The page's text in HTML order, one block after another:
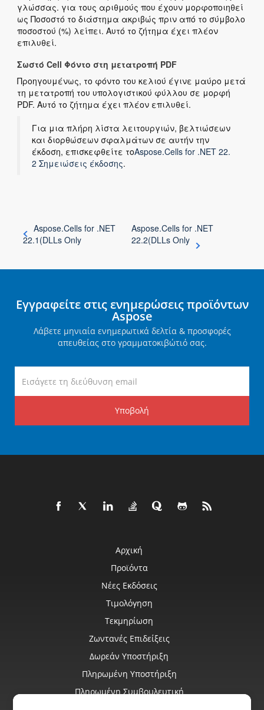
γλώσσας. για τους αριθμούς που έχουν μορφοποιηθεί
ως Ποσοστό το διάστημα ακριβώς πριν από το σύμβολο
ποσοστού (%) λείπει. Αυτό το ζήτημα έχει πλέον
επιλυθεί.
Σωστό Cell Φόντο στη μετατροπή PDF
Προηγουμένως, το φόντο του κελιού έγινε μαύρο μετά
τη μετατροπή του υπολογιστικού φύλλου σε μορφή
PDF. Αυτό το ζήτημα έχει πλέον επιλυθεί.
Για μια πλήρη λίστα λειτουργιών, βελτιώσεων
και διορθώσεων σφαλμάτων σε αυτήν την
έκδοση, επισκεφθείτε τοAspose.Cells for .NET 22.
2 Σημειώσεις έκδοσης.
Aspose.Cells for .NET
22.1(DLLs Only
Aspose.Cells for .NET
22.2(DLLs Only
Εγγραφείτε στις ενημερώσεις προϊόντων
Aspose
Λάβετε μηνιαία ενημερωτικά δελτία & προσφορές
απευθείας στο γραμματοκιβώτιό σας.
Υποβολή
Αρχική
Προϊόντα
Νέες Εκδόσεις
Τιμολόγηση
Τεκμηρίωση
Ζωντανές Επιδείξεις
Δωρεάν Υποστήριξη
Πληρωμένη Υποστήριξη
Πληρωμένη Συμβουλευτική